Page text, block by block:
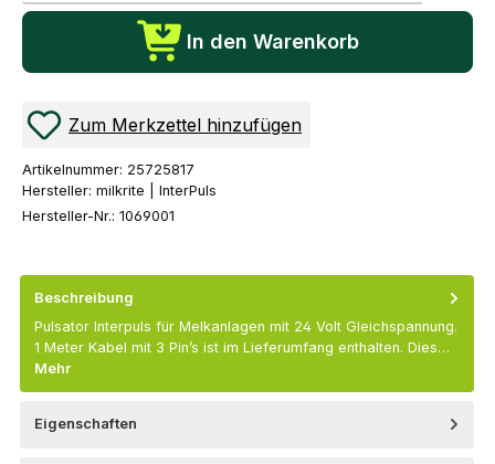
In den Warenkorb
Zum Merkzettel hinzufügen
Artikelnummer: 25725817
Hersteller: milkrite | InterPuls
Hersteller-Nr.: 1069001
Beschreibung
Pulsator Interpuls für Melkanlagen mit 24 Volt Gleichspannung.
1 Meter Kabel mit 3 Pin’s ist im Lieferumfang enthalten. Dies…
Mehr
Eigenschaften